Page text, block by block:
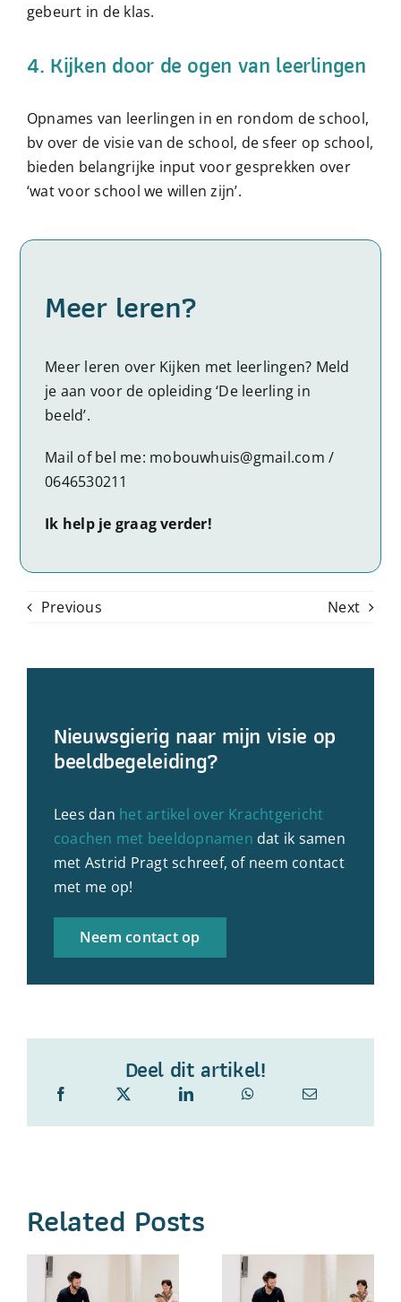
gebeurt in de klas.
4. Kijken door de ogen van leerlingen
Opnames van leerlingen in en rondom de school,
bv over de visie van de school, de sfeer op school,
bieden belangrijke input voor gesprekken over
‘wat voorschool we willen zijn’.
Meer leren?
Meer leren over Kijken met leerlingen? Meld
je aan voor de opleiding ‘De leerling in
beeld’.
Mail of bel me: mobouwhuis@gmail.com /
0646530211
Ik help je graag verder!
Previous Next
Nieuwsgierig naar mijn visie op
beeldbegeleiding?
Lees dan het artikel over Krachtgericht
coachen met beeldopnamen dat ik samen
met Astrid Pragt schreef, of neem contact
met me op!
Neem contact op
Deel dit artikel!
Related Posts